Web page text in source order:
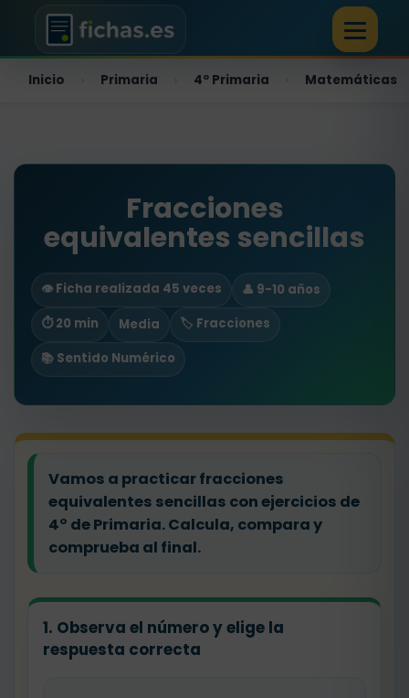
Inicio Primaria 4º Primaria Matemáticas
Fracciones
equivalentes sencillas
👁️ Ficha realizada 45 veces
👤 9-10 años
⏱ 20 min
Media
🏷️ Fracciones
📚 Sentido Numérico
Vamos a practicar fracciones
equivalentes sencillas con ejercicios de
4º de Primaria. Calcula, compara y
comprueba al final.
1. Observa el número y elige la
respuesta correcta